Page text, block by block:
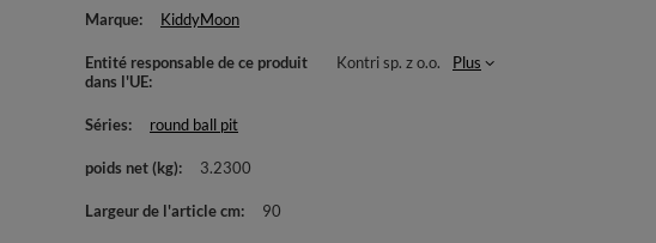
Marque KiddyMoon
Entité responsable de ce produit
dans l'UE
Kontri sp. z o.o. Plus
Séries round ball pit
poids net (kg) 3.2300
Largeur de l'article cm 90